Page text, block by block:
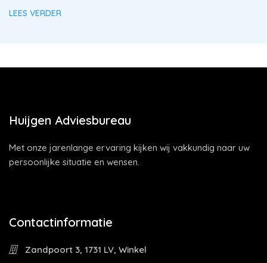
LEES VERDER
Huijgen Adviesbureau
Met onze jarenlange ervaring kijken wij vakkundig naar uw
persoonlijke situatie en wensen.
Contactinformatie
Zandpoort 3, 1731 LV, Winkel